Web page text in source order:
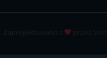
Zaprojektowano z przez